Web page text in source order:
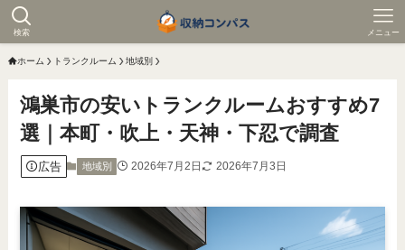
検索 メニュー
ホーム トランクルーム 地域別
鴻巣市の安いトランクルームおすすめ7
選｜本町・吹上・天神・下忍で調査
広告 地域別 2026年7月2日 2026年7月3日